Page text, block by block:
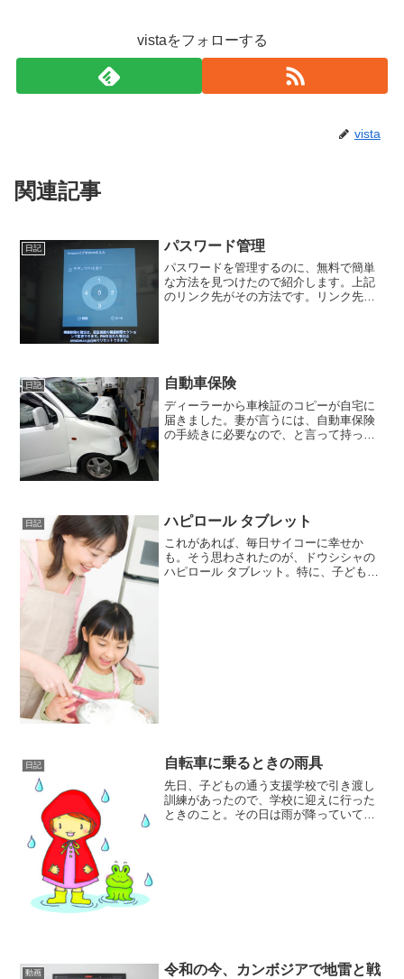
vistaをフォローする
vista
関連記事
日記 パスワード管理
パスワードを管理するのに、無料で簡単
な方法を見つけたので紹介します。上記
のリンク先がその方法です。リンク先が
日記 自動車保険
ディーラーから車検証のコピーが自宅に
届きました。妻が言うには、自動車保険
の手続きに必要なので、と言って持って
日記 ハピロール タブレット
これがあれば、毎日サイコーに幸せか
も。そう思わされたのが、ドウシシャの
ハピロール タブレット。特に、子どもで
日記 自転車に乗るときの雨具
先日、子どもの通う支援学校で引き渡し
訓練があったので、学校に迎えに行った
ときのこと。その日は雨が降っていて、
動画
令和の今、カンボジアで地雷と戦